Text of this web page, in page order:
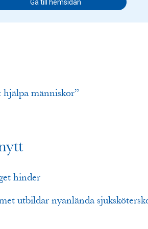
Gå till hemsidan
hjälpa människor”
hinder
utbildar nyanlända